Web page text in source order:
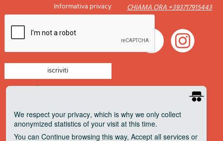
Informativa privacy
newsletter viaggi
CHIAMA ORA +393717915443
We respect your privacy, which is why we only collect
anonymized statistics of your visit at this time.
You can Continue browsing this way, Accept all services or